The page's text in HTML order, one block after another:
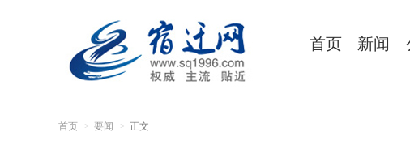
首页 新闻
首页 要闻 正文